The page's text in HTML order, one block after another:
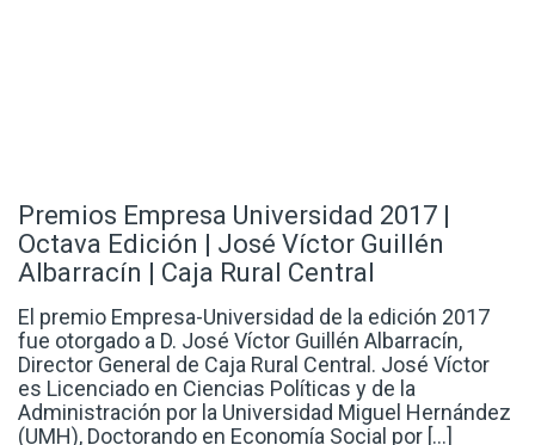
El premio Empresa-Universidad de la edición 2017
fue otorgado a D. José Víctor Guillén Albarracín,
Director General de Caja Rural Central. José Víctor
es Licenciado en Ciencias Políticas y de la
Administración por la Universidad Miguel Hernández
(UMH), Doctorando en Economía Social por [...]
SEGUIR LEYENDO